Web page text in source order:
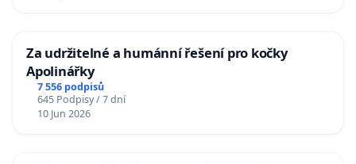
Za udržitelné a humánní řešení pro kočky
Apolinářky
7 556 podpisů
645 Podpisy / 7 dní
10 Jun 2026